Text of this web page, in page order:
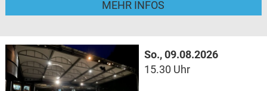
MEHR INFOS
So., 09.08.2026
15.30 Uhr